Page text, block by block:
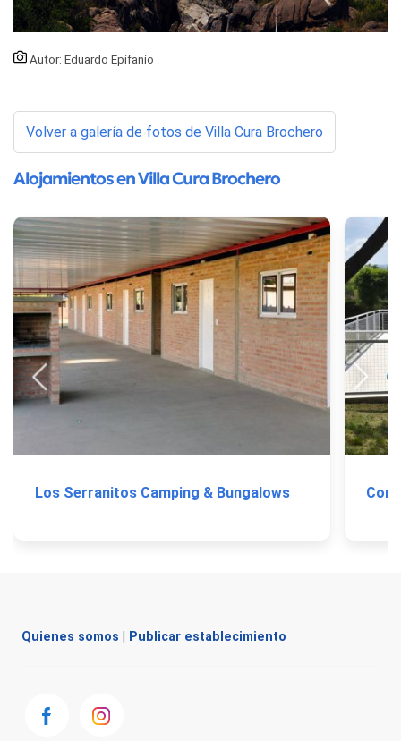
Autor: Eduardo Epifanio
Volver a galería de fotos de Villa Cura Brochero
Alojamientos en Villa Cura Brochero
Los Serranitos Camping & Bungalows
Quienes somos Publicar establecimiento